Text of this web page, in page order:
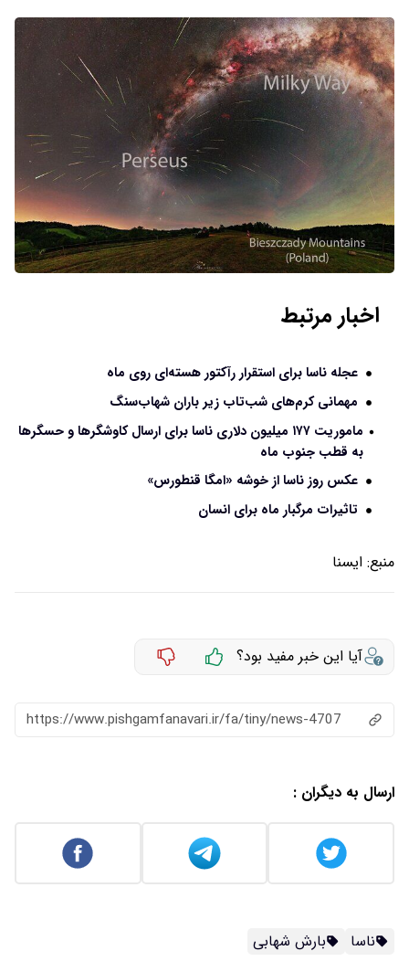
اخبار مرتبط
عجله ناسا برای استقرار رآکتور هسته‌ای روی ماه
مهمانی کرم‌های شب‌تاب زیر باران شهاب‌سنگ‌
ماموریت ۱۷۷ میلیون دلاری ناسا برای ارسال کاوشگرها و حسگرها
به قطب جنوب ماه
عکس روز ناسا از خوشه «امگا قنطورس»
تاثیرات مرگبار ماه برای انسان
منبع: ايسنا
آیا این خبر مفید بود؟
https://www.pishgamfanavari.ir/fa/tiny/news-4707
ارسال به دیگران :
ناسا بارش شهابی